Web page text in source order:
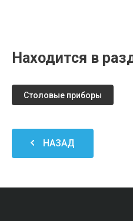
Находится в
Столовые приборы
НАЗАД